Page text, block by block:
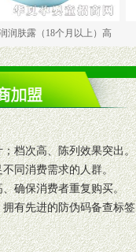
18个月以上）高 淳一滋
档次高、陈列效果突出。
同消费需求的人群。
确保消费者重复购买。
有先进的防伪码备查标